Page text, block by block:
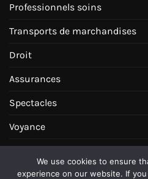
Professionnels soins
Transports de marchandises
Droit
Assurances
Spectacles
Voyance
Espagne
We use cookies to ensure
experience on our website. If